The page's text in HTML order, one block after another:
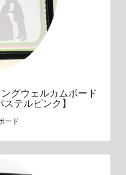
グウェルカムボード
ステルピンク】
ード